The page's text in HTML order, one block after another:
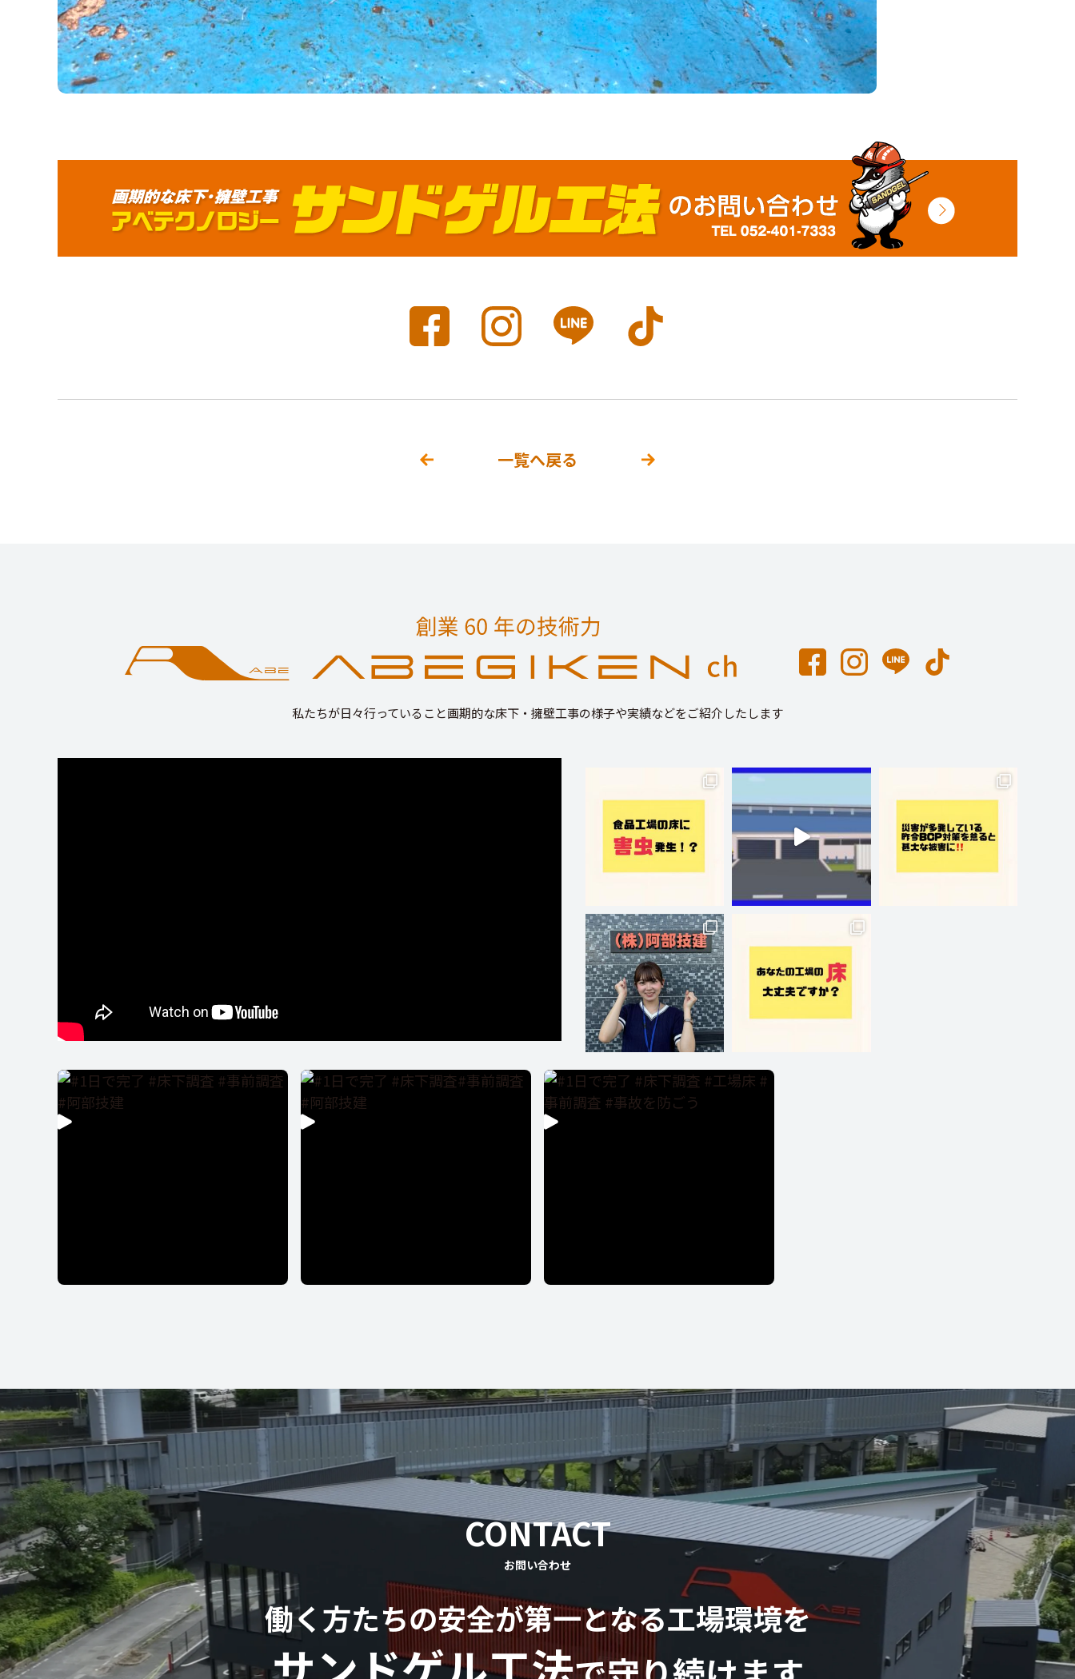
一覧へ戻る
私たちが日々行っていること画期的な床下・擁壁工事の様子や実績などをご紹介したします
CONTACT
お問い合わせ
働く方たちの安全が第一となる工場環境を